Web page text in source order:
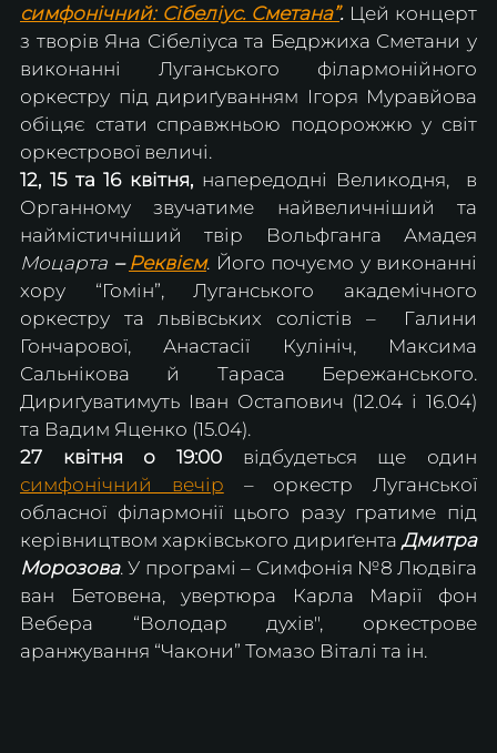
симфонічний: Сібеліус. Сметана”. Цей концерт
з творів Яна Сібеліуса та Бедржиха Сметани у
виконанні Луганського філармонійного
оркестру під дириґуванням Ігоря Муравйова
обіцяє стати справжньою подорожжю у світ
оркестрової величі.
12, 15 та 16 квітня, напередодні Великодня,
в
Органному звучатиме найвеличніший та
Моцарта – Реквієм. Його почуємо у виконанні
хору “Гомін”, Луганського академічного
оркестру та львівських солістів –  Галини
Гончарової, Анастасії Кулініч, Максима
Сальнікова й Тараса Бережанського.
Дириґуватимуть Іван Остапович (12.04 і 16.04)
та Вадим Яценко (15.04).
27 квітня о 19:00
симфонічний вечір – оркестр Луганської
обласної філармонії цього разу гратиме під
керівництвом харківського дириґента Дмитра
Морозова. У програмі – Симфонія №8 Людвіга
ван Бетовена, увертюра Карла Марії фон
Вебера “Володар духів", оркестрове
аранжування “Чакони” Томазо Віталі та ін.